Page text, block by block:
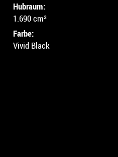
Hubraum:
1.690 cm³
Farbe:
Vivid Black